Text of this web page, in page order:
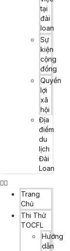
tại
đài
loan
Sự
kiện
cộng
đồng
Quyền
lợi
xã
hội
Địa
điểm
du
lịch
Đài
Loan
Trang
Chủ
Thi Thử
TOCFL
Hướng
dẫn